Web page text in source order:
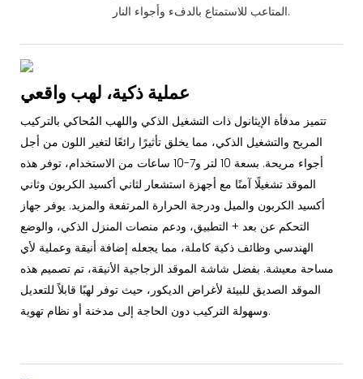
المتاعب للاستمتاع بالدفء وأجواء النار.
عملية ذكية، لهب واقعي
تتميز مدفأة الإيثانول ذات التشغيل الذكي واللهب المُحاكي بالتركيب
المريح والتشغيل الذكي، مما يخلق تأثيرًا رائعًا لتغير اللون من أجل
أجواء مريحة. بسعة 10 لتر و7-10 ساعات من الاستخدام، توفر هذه
الموقد تشغيلًا آمنًا مع أجهزة استشعار لثاني أكسيد الكربون وثاني
أكسيد الكربون والميل ودرجة الحرارة المرتفعة والمزيد. يوفر جهاز
التحكم عن بعد + التطبيق، ودعم منصات المنزل الذكي، والوضع
الهندسي وظائف ذكية كاملة، مما يجعله إضافة أنيقة وعملية لأي
مساحة معيشة. بفضل شاشة الموقد الزجاجية الأنيقة، تم تصميم هذه
الموقد الصديق للبيئة لأغراض الديكور، حيث توفر لهبًا قابلاً للتعديل
وسهولة التركيب دون الحاجة إلى مدخنة أو نظام تهوية.